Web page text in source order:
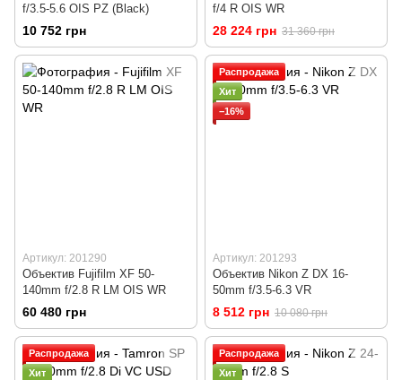
f/3.5-5.6 OIS PZ (Black)
10 752 грн
f/4 R OIS WR
28 224 грн 31 360 грн
Артикул: 201290
Объектив Fujifilm XF 50-
140mm f/2.8 R LM OIS WR
60 480 грн
Распродажа
Хит
−16%
Артикул: 201293
Объектив Nikon Z DX 16-
50mm f/3.5-6.3 VR
8 512 грн 10 080 грн
Распродажа
Хит
Распродажа
Хит